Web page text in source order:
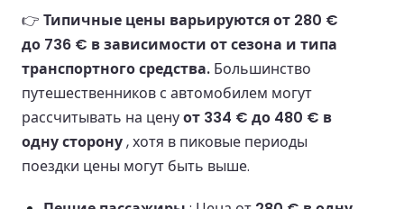
👉 Типичные цены варьируются от 280 €
до 736 € в зависимости от сезона и типа
транспортного средства. Большинство
путешественников с автомобилем могут
рассчитывать на ценуот 334 € до 480 € в
одну сторону, хотя в пиковые периоды
поездки цены могут быть выше.